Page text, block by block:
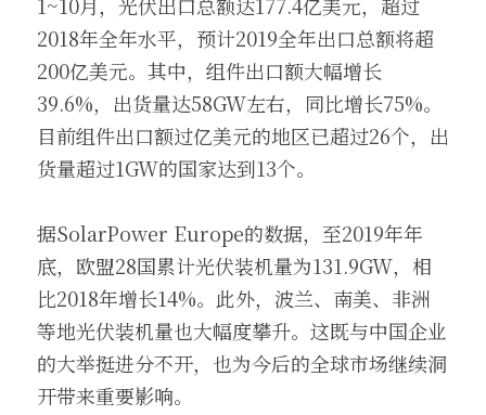
2018年全年水平，预计2019全年出口总额将超
200亿美元。其中，组件出口额大幅增长
39.6%，出货量达58GW左右，同比增长75%。
目前组件出口额过亿美元的地区已超过26个，出
货量超过1GW的国家达到13个。
据SolarPower Europe的数据，至2019年年
底，欧盟28国累计光伏装机量为131.9GW，相
比2018年增长14%。此外，波兰、南美、非洲
等地光伏装机量也大幅度攀升。这既与中国企业
的大举挺进分不开，也为今后的全球市场继续洞
开带来重要影响。